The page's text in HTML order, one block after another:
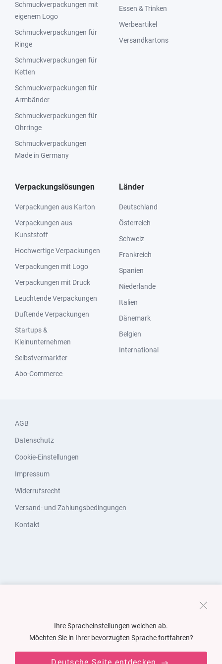
Schmuckverpackungen mit
eigenem Logo
Schmuckverpackungen für
Ringe
Schmuckverpackungen für
Ketten
Schmuckverpackungen für
Armbänder
Schmuckverpackungen für
Ohrringe
Schmuckverpackungen
Made in Germany
Essen & Trinken
Werbeartikel
Versandkartons
Verpackungslösungen
Verpackungen aus Karton
Verpackungen aus
Kunststoff
Hochwertige Verpackungen
Verpackungen mit Logo
Verpackungen mit Druck
Leuchtende Verpackungen
Duftende Verpackungen
Startups &
Kleinunternehmen
Selbstvermarkter
Abo-Commerce
Länder
Deutschland
Österreich
Schweiz
Frankreich
Spanien
Niederlande
Italien
Dänemark
Belgien
International
AGB
Datenschutz
Cookie-Einstellungen
Impressum
Widerrufsrecht
Versand- und Zahlungsbedingungen
Kontakt
Ihre Spracheinstellungen weichen ab.
Möchten Sie in Ihrer bevorzugten Sprache fortfahren?